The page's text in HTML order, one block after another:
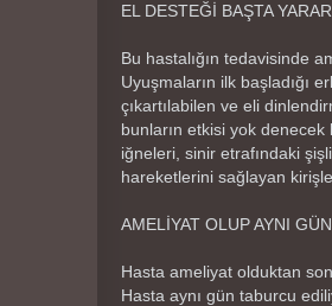
EL DESTEĞİ BAŞTA
Bu hastalığın tedavisinde
Uyuşmaların ilk başladığı
çıkartılabilen ve eli
bunların etkisi yok
iğneleri, sinir etrafındaki
hareketlerini sağlayan
AMELİYAT OLUP AYNI
Hasta ameliyat olduktan
Hasta aynı gün taburcu